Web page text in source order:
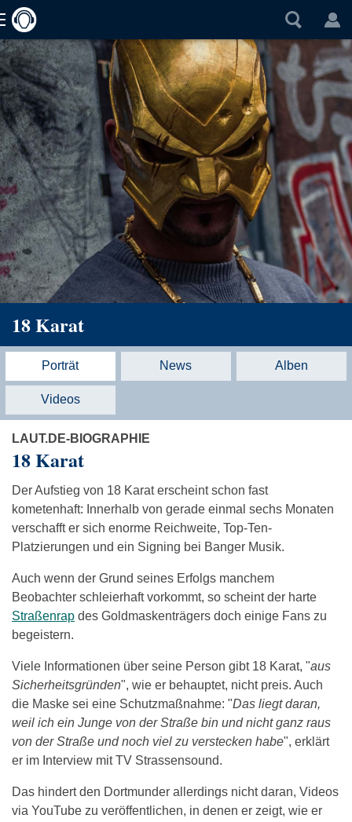
18 Karat
Porträt News Alben
Videos
LAUT.DE-BIOGRAPHIE
18 Karat
Der Aufstieg von 18 Karat erscheint schon fast
kometenhaft: Innerhalb von gerade einmal sechs Monaten
verschafft er sich enorme Reichweite, Top-Ten-
Platzierungen und ein Signing bei Banger Musik.
Auch wenn der Grund seines Erfolgs manchem
Beobachter schleierhaft vorkommt, so scheint der harte
Straßenrap des Goldmaskenträgers doch einige Fans zu
begeistern.
Viele Informationen über seine Person gibt 18 Karat, "aus
Sicherheitsgründen", wie er behauptet, nicht preis. Auch
die Maske sei eine Schutzmaßnahme: "Das liegt daran,
weil ich ein Junge von der Straße bin und nicht ganz raus
von der Straße und noch viel zu verstecken habe", erklärt
er im Interview mit TV Strassensound.
Das hindert den Dortmunder allerdings nicht daran, Videos
via YouTube zu veröffentlichen, in denen er zeigt, wie er